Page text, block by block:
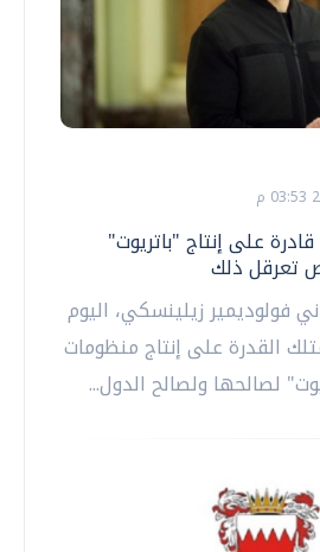
على إنتاج "باتريوت"
تعرقل ذلك
فولوديمير زيلينسكي، اليوم
القدرة على إنتاج منظومات
لصالحها ولصالح الدول...